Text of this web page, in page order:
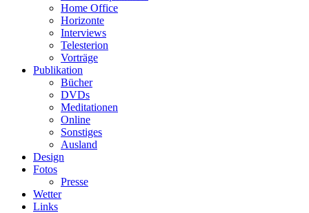
Home Office
Horizonte
Interviews
Telesterion
Vorträge
Publikation
Bücher
DVDs
Meditationen
Online
Sonstiges
Ausland
Design
Fotos
Presse
Wetter
Links